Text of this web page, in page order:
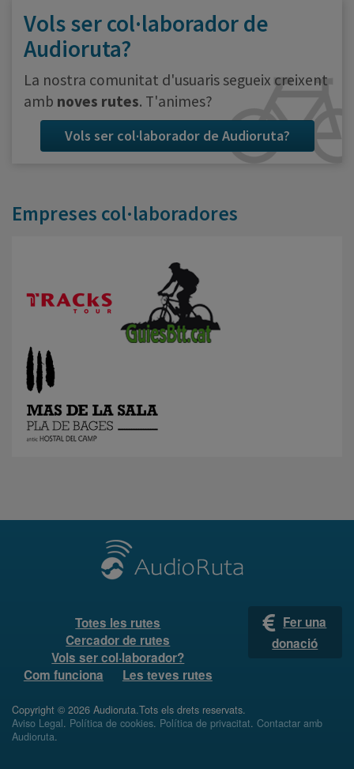
Vols ser col·laborador de
Audioruta?
La nostra comunitat d'usuaris segueix creixent
amb noves rutes. T'animes?
Vols ser col·laborador de Audioruta?
Empreses col·laboradores
Totes les rutes
Cercador de rutes
Vols ser col·laborador?
Com funciona
Les teves rutes
Fer una
donació
Copyright © 2026 Audioruta.Tots els drets reservats.
Aviso Legal. Política de cookies. Política de privacitat. Contactar amb
Audioruta.